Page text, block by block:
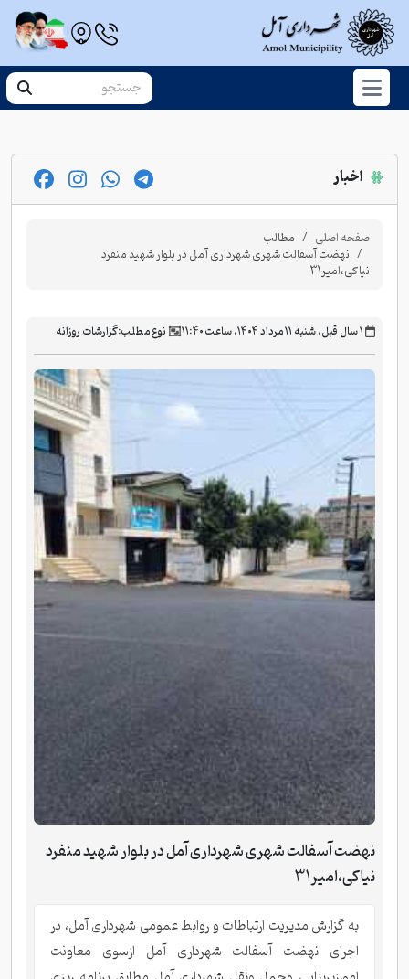
اخبار
صفحه اصلی مطالب
نهضت آسفالت شهری شهرداری آمل در بلوار شهید منفرد
نیاکی،امیر31
‫۱ سال قبل، شنبه ۱۱ مرداد ۱۴۰۴، ساعت ۱۱:۴۰ نوع مطلب:گزارشات روزانه
نهضت آسفالت شهری شهرداری آمل در بلوار شهید منفرد
نیاکی،امیر31
به گزارش مدیریت ارتباطات و روابط عمومی شهرداری آمل، در
اجرای نهضت آسفالت شهرداری آمل ازسوی معاونت